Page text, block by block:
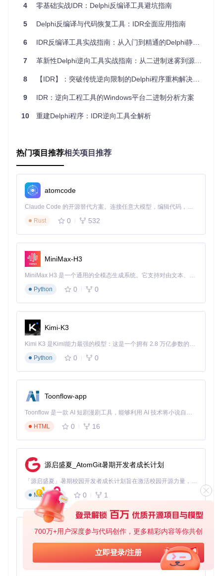
700万+用户深度参与代码创作，更多精彩内容等你共创
立即登录/注册
新手常见误区：忽视知识库文件配置。实际上，syskb*.bin系
置。
思考问题：如何通过文件大小和修改日期初步判断哪个知识库
实现Delphi程序深度分析的完整流程
加载目标文件后，IDR通过多层次分析流程揭示程序结构：
基础解析：由 Analyze1.cpp
完成文件格式和基本结构识别
深度分析：Analyze2.cpp执行函数调用关系和代码语义分
息
IDR工具主界面 - 展示Delphi程序反编译分析的工作环境
新手常见误区：过度依赖自动分析结果。建议结合
的交叉引用功能手动验证关键代码路径。
思考问题：如何利用StringInfo.cpp模块提取的字符串信息加速
技能自测：IDR实战能力挑战
确定其编译版本并选择合适的知识库文件？
进阶挑战：使用IDR分析一个Delphi程序，找出所有调用M
综合挑战：结合反编译结果和资源提取功能，还原一个Del
phi程序的UI界面结构。
通过以上实战练习，您将能够充分发挥IDR在静态分析领域的
优势，安全高效地完成Delphi程序的逆向工程任务。记住，选
择正确的知识库文件和合理运用交叉引用分析，是提升IDR使
用效率的关键。
IDR
Interactive Delphi Reconstructor
项目地址：
https://gitcode.com/gh_mirrors/id/IDR
4 零基础实战IDR：Delphi反编译工具避坑指南
5 Delphi反编译与代码恢复工具：IDR全面应用指南
6 IDR反编译工具实战指南：从入门到精通的Delphi静态分析技术
7 革新性Delphi逆向工具实战指南：从二进制迷雾到源代码重生
8 【IDR】：突破传统逆向限制的Delphi程序重构解决方案
9 IDR：逆向工程工具的Windows平台二进制分析方案
10 重建Delphi程序：IDR逆向工具全解析
热门项目推荐相关项目推荐
atomcode
Claude Code 的开源替代方案。连接任意大模型，编辑代码，运行命令，自动验证 — 全自动执行。用 Rust 构建，极致性能。 ｜ An open-source alternative to Claude Code. Connect any LLM, edit code, run commands, and verify changes — autonomously. Built in Rust for speed. Get Started
Rust
0 532
MiniMax-H3
MiniMax H3 是一个通用的全模态生成系统。它支持对由文本、图像、视频和音频组成的多模态上下文进行统一理解，并能生成分辨率高达 2K、时长可达 15 秒的带原生立体声音频的视频。得益于面向任务泛化的系统设计，H3 在预训练阶段就已具备广泛的多模态上下文理解与生成能力，能够出色地执行复杂的多模态指令。
Python
0 0
Kimi-K3
Kimi K3 是Kimi能力最强的模型：这是一个拥有 2.8 万亿参数的混合专家（MoE）模型，具备原生视觉理解能力，并支持 100 万 token 的上下文窗口。
Python
0 0
Toonflow-app
Toonflow 是一款 AI 短剧漫剧工具，能够利用 AI 技术将小说自动转化为剧本，并结合 AI 生成的图片和视频，实现高效的短剧创作。借助 Toonflow，可以轻松完成从文字到影像的全流程，让短剧制作变得更加智能与便捷。
HTML
0 16
源启盛夏_AtomGit暑期开发者成长计划
「源启盛夏」暑期校园开发者成长计划旨在激活校园开源力量，通过积分激励、认证扶持、资源倾斜等形式，引导高校组织和开发者完成「入驻 — 建项目 — 做贡献 — 获认证 — 得资源」的完整闭环。无论你是想带领社团入驻平台的组织者，还是希望用代码贡献证明自己的开发者，都能在这里找到属于你的成长路径。
Markdown
0 1
AionUi
免费、本地、开源的 24/7 全天候 Cowork 应用，以及适用于 Gemini CLI、Claude Code、Codex、OpenCode、Qwen Code、Goose CLI、Auggie 等的 OpenClaw | 🌟 喜欢就点star吧
TypeScript
0 6